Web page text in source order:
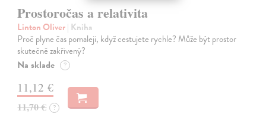
Prostoročas a relativita
Linton Oliver| Kniha
Proč plyne čas pomaleji, když cestujete rychle? Může být prostor
skutečně zakřivený?
Na sklade ?
11,12 €
11,70 € ?